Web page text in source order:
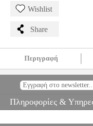
Wishlist
Share
Περιγραφή
PILOT PILOT ΣΤΥΛΟ
Πληροφορίες &